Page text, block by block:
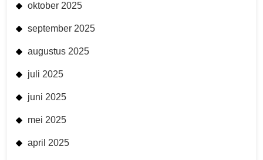
oktober 2025
september 2025
augustus 2025
juli 2025
juni 2025
mei 2025
april 2025